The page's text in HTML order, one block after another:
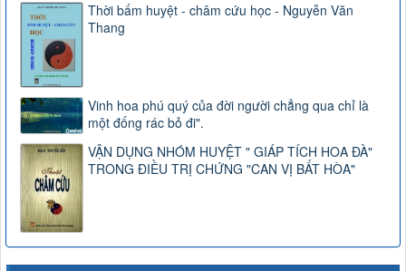
Thời bấm huyệt - châm cứu học - Nguyễn Văn
Thang
Vinh hoa phú quý của đời người chẳng qua chỉ là
một đống rác bỏ đi".
VẬN DỤNG NHÓM HUYỆT " GIÁP TÍCH HOA ĐÀ"
TRONG ĐIỀU TRỊ CHỨNG "CAN VỊ BẤT HÒA"